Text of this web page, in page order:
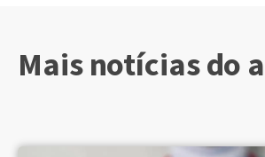
Mais notícias do